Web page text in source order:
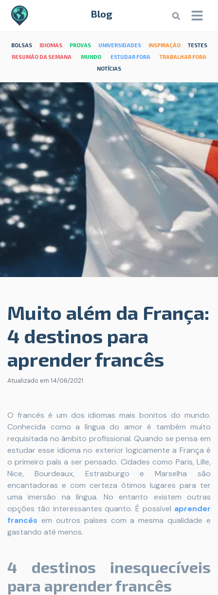
Blog
BOLSAS IDIOMAS PROVAS UNIVERSIDADES INSPIRAÇÃO
TESTES
RESUMÃO DA SEMANA
MUNDO ESTUDAR FORA
TRABALHAR FORA
NOTÍCIAS
Muito além da França:
4 destinos para
aprender francês
Atualizado em 14/06/2021
O francês é um dos idiomas mais bonitos do mundo.
Conhecida como a língua do amor é também muito
requisitada no âmbito profissional. Quando se pensa em
estudar esse idioma no exterior logicamente a França é
o primeiro país a ser pensado. Cidades como Paris, Lille,
Nice, Bourdeaux, Estrasburgo e Marselha são
encantadoras e com certeza ótimos lugares para ter
uma imersão na língua. No entanto existem outras
opções tão interessantes quanto. É possível aprender
francês em outros países com a mesma qualidade e
gastando até menos.
4 destinos inesquecíveis
para aprender francês